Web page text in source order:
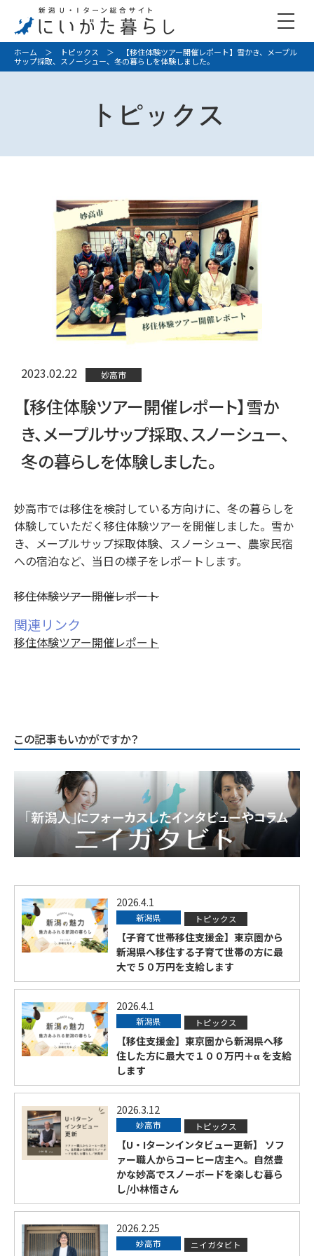
ホーム ＞ トピックス ＞ 【移住体験ツアー開催レポート】雪かき、メープル
サップ採取、スノーシュー、冬の暮らしを体験しました。
トピックス
2023.02.22 妙高市
【移住体験ツアー開催レポート】雪か
き、メープルサップ採取、スノーシュー、
冬の暮らしを体験しました。
妙高市では移住を検討している方向けに、冬の暮らしを
体験していただく移住体験ツアーを開催しました。雪か
き、メープルサップ採取体験、スノーシュー、農家民宿
への宿泊など、当日の様子をレポートします。
移住体験ツアー開催レポート
関連リンク
移住体験ツアー開催レポート
この記事もいかがですか？
2026.4.1
新潟県 トピックス
【子育て世帯移住支援金】東京圏から
新潟県へ移住する子育て世帯の方に最
大で５０万円を支給します
2026.4.1
新潟県 トピックス
【移住支援金】東京圏から新潟県へ移
住した方に最大で１００万円＋α を支給
します
2026.3.12
妙高市 トピックス
【U・Iターンインタビュー更新】 ソフ
ァー職人からコーヒー店主へ。自然豊
かな妙高でスノーボードを楽しむ暮ら
し/小林悟さん
2026.2.25
妙高市 ニイガタビト